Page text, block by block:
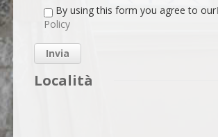
By using this form you agree to our
Policy
Località